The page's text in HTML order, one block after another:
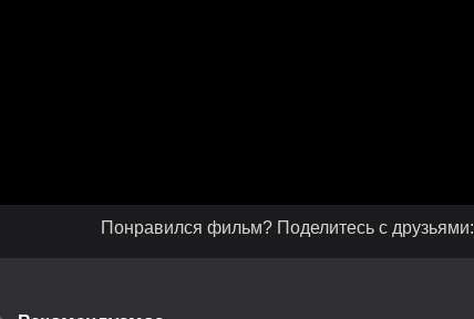
Понравился фильм? Поделитесь с друзьями: